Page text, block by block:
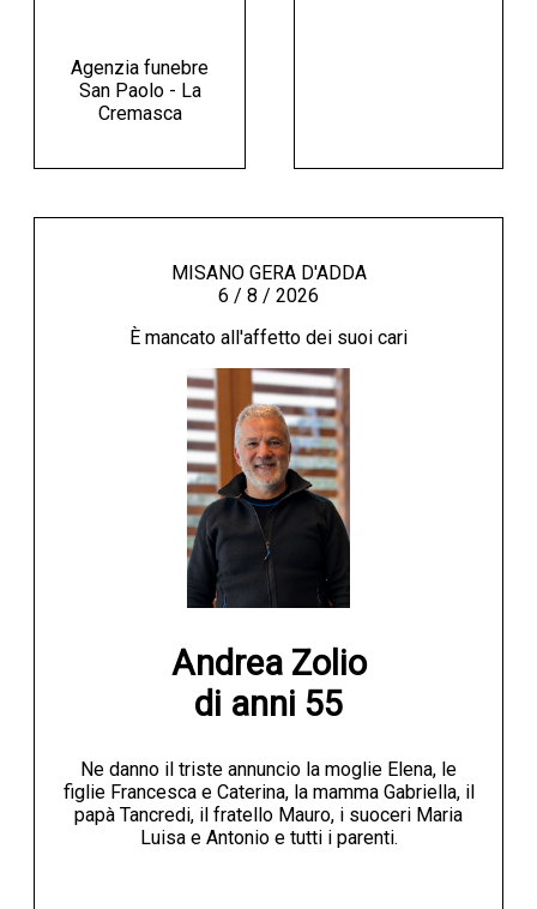
Agenzia funebre
San Paolo - La
Cremasca
MISANO GERA D'ADDA
6 / 8 / 2026
È mancato all'affetto dei suoi cari
Andrea Zolio
di anni 55
Ne danno il triste annuncio la moglie Elena, le
figlie Francesca e Caterina, la mamma Gabriella, il
papà Tancredi, il fratello Mauro, i suoceri Maria
Luisa e Antonio e tutti i parenti.